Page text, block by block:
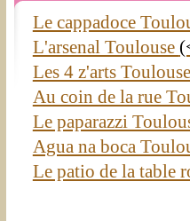
Le cappadoce
L'arsenal Toulouse
Les 4 z'arts
Au coin de la rue
Le paparazzi
Agua na boca
Le patio de la table